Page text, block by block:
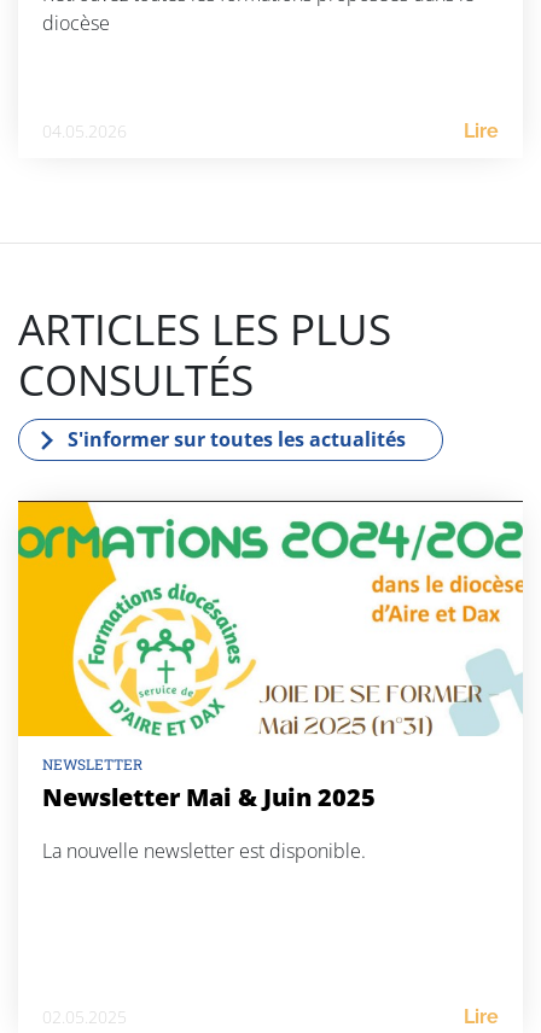
diocèse
04.05.2026 Lire
ARTICLES LES PLUS
CONSULTÉS
S'informer sur toutes les actualités
NEWSLETTER
Newsletter Mai & Juin 2025
La nouvelle newsletter est disponible.
02.05.2025 Lire